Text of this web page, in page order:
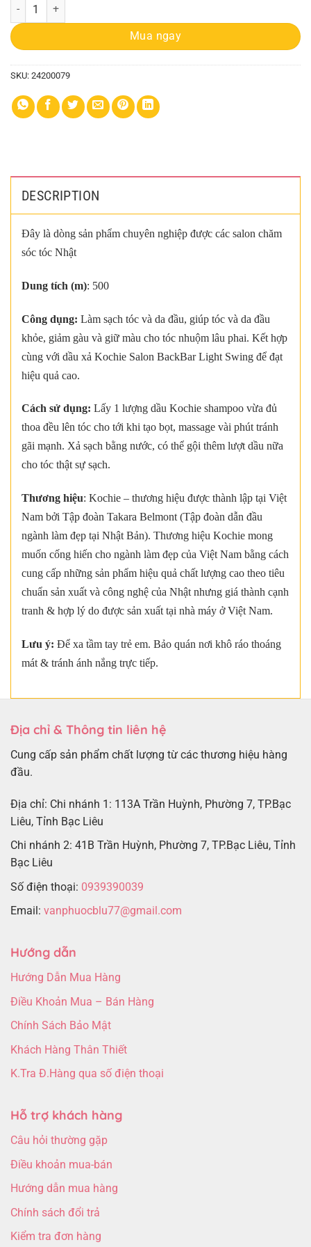
Dầu Gội Nhật Kochie 500ml quantity
Mua ngay
SKU: 24200079
DESCRIPTION
Đây là dòng sản phẩm chuyên nghiệp được các salon chăm
sóc tóc Nhật
Dung tích (m): 500
Công dụng: Làm sạch tóc và da đầu, giúp tóc và da đầu
khỏe, giảm gàu và giữ màu cho tóc nhuộm lâu phai. Kết hợp
cùng với dầu xả Kochie Salon BackBar Light Swing để đạt
hiệu quả cao.
Cách sử dụng: Lấy 1 lượng dầu Kochie shampoo vừa đủ
thoa đều lên tóc cho tới khi tạo bọt, massage vài phút tránh
gãi mạnh. Xả sạch bằng nước, có thể gội thêm lượt dầu nữa
cho tóc thật sự sạch.
Thương hiệu: Kochie – thương hiệu được thành lập tại Việt
Nam bởi Tập đoàn Takara Belmont (Tập đoàn dẫn đầu
ngành làm đẹp tại Nhật Bản). Thương hiệu Kochie mong
muốn cống hiến cho ngành làm đẹp của Việt Nam bằng cách
cung cấp những sản phẩm hiệu quả chất lượng cao theo tiêu
chuẩn sản xuất và công nghệ của Nhật nhưng giá thành cạnh
tranh & hợp lý do được sản xuất tại nhà máy ở Việt Nam.
Lưu ý: Để xa tầm tay trẻ em. Bảo quán nơi khô ráo thoáng
mát & tránh ánh nắng trực tiếp.
Địa chỉ & Thông tin liên hệ
Cung cấp sản phẩm chất lượng từ các thương hiệu hàng
đầu.
Địa chỉ: Chi nhánh 1: 113A Trần Huỳnh, Phường 7, TP.Bạc
Liêu, Tỉnh Bạc Liêu
Chi nhánh 2: 41B Trần Huỳnh, Phường 7, TP.Bạc Liêu, Tỉnh
Bạc Liêu
Số điện thoại: 0939390039
Email: vanphuocblu77@gmail.com
Hướng dẫn
Hướng Dẫn Mua Hàng
Điều Khoản Mua – Bán Hàng
Chính Sách Bảo Mật
Khách Hàng Thân Thiết
K.Tra Đ.Hàng qua số điện thoại
Hỗ trợ khách hàng
Câu hỏi thường gặp
Điều khoản mua-bán
Hướng dẫn mua hàng
Chính sách đổi trả
Kiểm tra đơn hàng